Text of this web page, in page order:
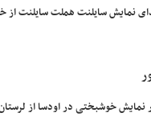
نمایش سایلنت هملت سایلنت از
نمایش خوشبختی در اودسا از